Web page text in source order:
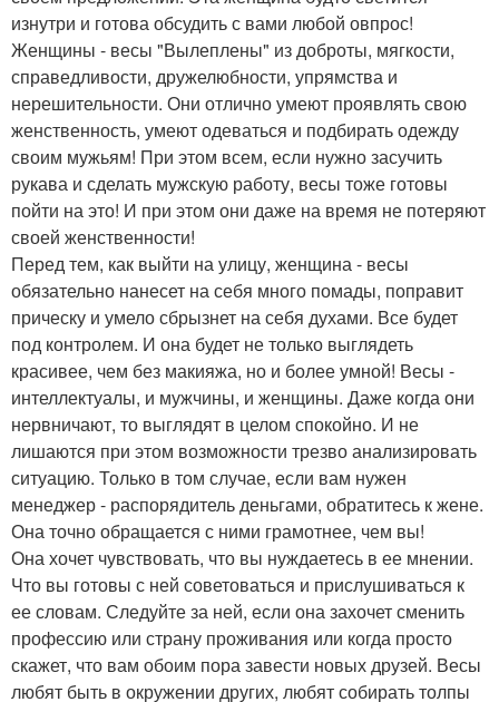
изнутри и готова обсудить с вами любой овпрос!
Женщины - весы "Вылеплены" из доброты, мягкости,
справедливости, дружелюбности, упрямства и
нерешительности. Они отлично умеют проявлять свою
женственность, умеют одеваться и подбирать одежду
своим мужьям! При этом всем, если нужно засучить
рукава и сделать мужскую работу, весы тоже готовы
пойти на это! И при этом они даже на время не потеряют
своей женственности!
Перед тем, как выйти на улицу, женщина - весы
обязательно нанесет на себя много помады, поправит
прическу и умело сбрызнет на себя духами. Все будет
под контролем. И она будет не только выглядеть
красивее, чем без макияжа, но и более умной! Весы -
интеллектуалы, и мужчины, и женщины. Даже когда они
нервничают, то выглядят в целом спокойно. И не
лишаются при этом возможности трезво анализировать
ситуацию. Только в том случае, если вам нужен
менеджер - распорядитель деньгами, обратитесь к жене.
Она точно обращается с ними грамотнее, чем вы!
Она хочет чувствовать, что вы нуждаетесь в ее мнении.
Что вы готовы с ней советоваться и прислушиваться к
ее словам. Следуйте за ней, если она захочет сменить
профессию или страну проживания или когда просто
скажет, что вам обоим пора завести новых друзей. Весы
любят быть в окружении других, любят собирать толпы